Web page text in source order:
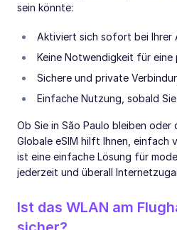
sein könnte:
Aktiviert sich sofort bei Ihrer
Keine Notwendigkeit für eine
Sichere und private
Einfache Nutzung, sobald
Ob Sie in São Paulo bleiben oder
Globale eSIM hilft Ihnen, einfach
ist eine einfache Lösung für
jederzeit und überall
Ist das WLAN am